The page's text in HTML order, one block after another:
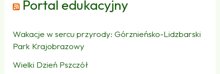
Portal edukacyjny
Wakacje w sercu przyrody: Górznieńsko-Lidzbarski
Park Krajobrazowy
Wielki Dzień Pszczół